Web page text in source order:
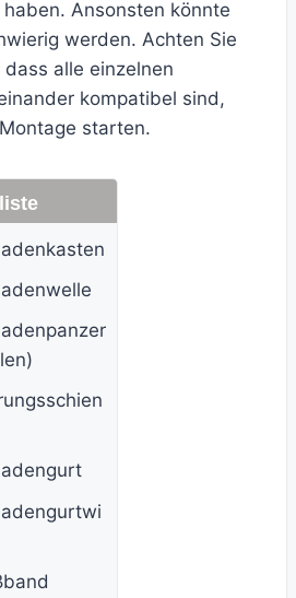
haben. Ansonsten könnte
werden. Achten Sie
alle einzelnen
kompatibel sind,
starten.